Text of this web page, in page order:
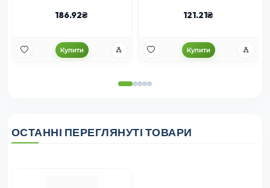
186.92
Купити
121.21
Купити
ОСТАННІ ПЕРЕГЛЯНУТІ ТОВАРИ